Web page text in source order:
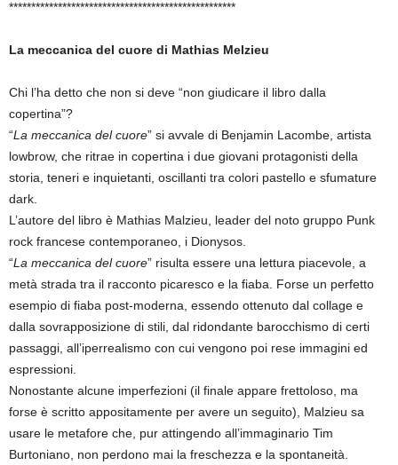
***************************************************
La meccanica del cuore di Mathias Melzieu
Chi l’ha detto che non si deve “non giudicare il libro dalla
copertina”?
“La meccanica del cuore” si avvale di Benjamin Lacombe, artista
lowbrow, che ritrae in copertina i due giovani protagonisti della
storia, teneri e inquietanti, oscillanti tra colori pastello e sfumature
dark.
L’autore del libro è Mathias Malzieu, leader del noto gruppo Punk
rock francese contemporaneo, i Dionysos.
“La meccanica del cuore” risulta essere una lettura piacevole, a
metà strada tra il racconto picaresco e la fiaba. Forse un perfetto
esempio di fiaba post-moderna, essendo ottenuto dal collage e
dalla sovrapposizione di stili, dal ridondante barocchismo di certi
passaggi, all’iperrealismo con cui vengono poi rese immagini ed
espressioni.
Nonostante alcune imperfezioni (il finale appare frettoloso, ma
forse è scritto appositamente per avere un seguito), Malzieu sa
usare le metafore che, pur attingendo all’immaginario Tim
Burtoniano, non perdono mai la freschezza e la spontaneità.